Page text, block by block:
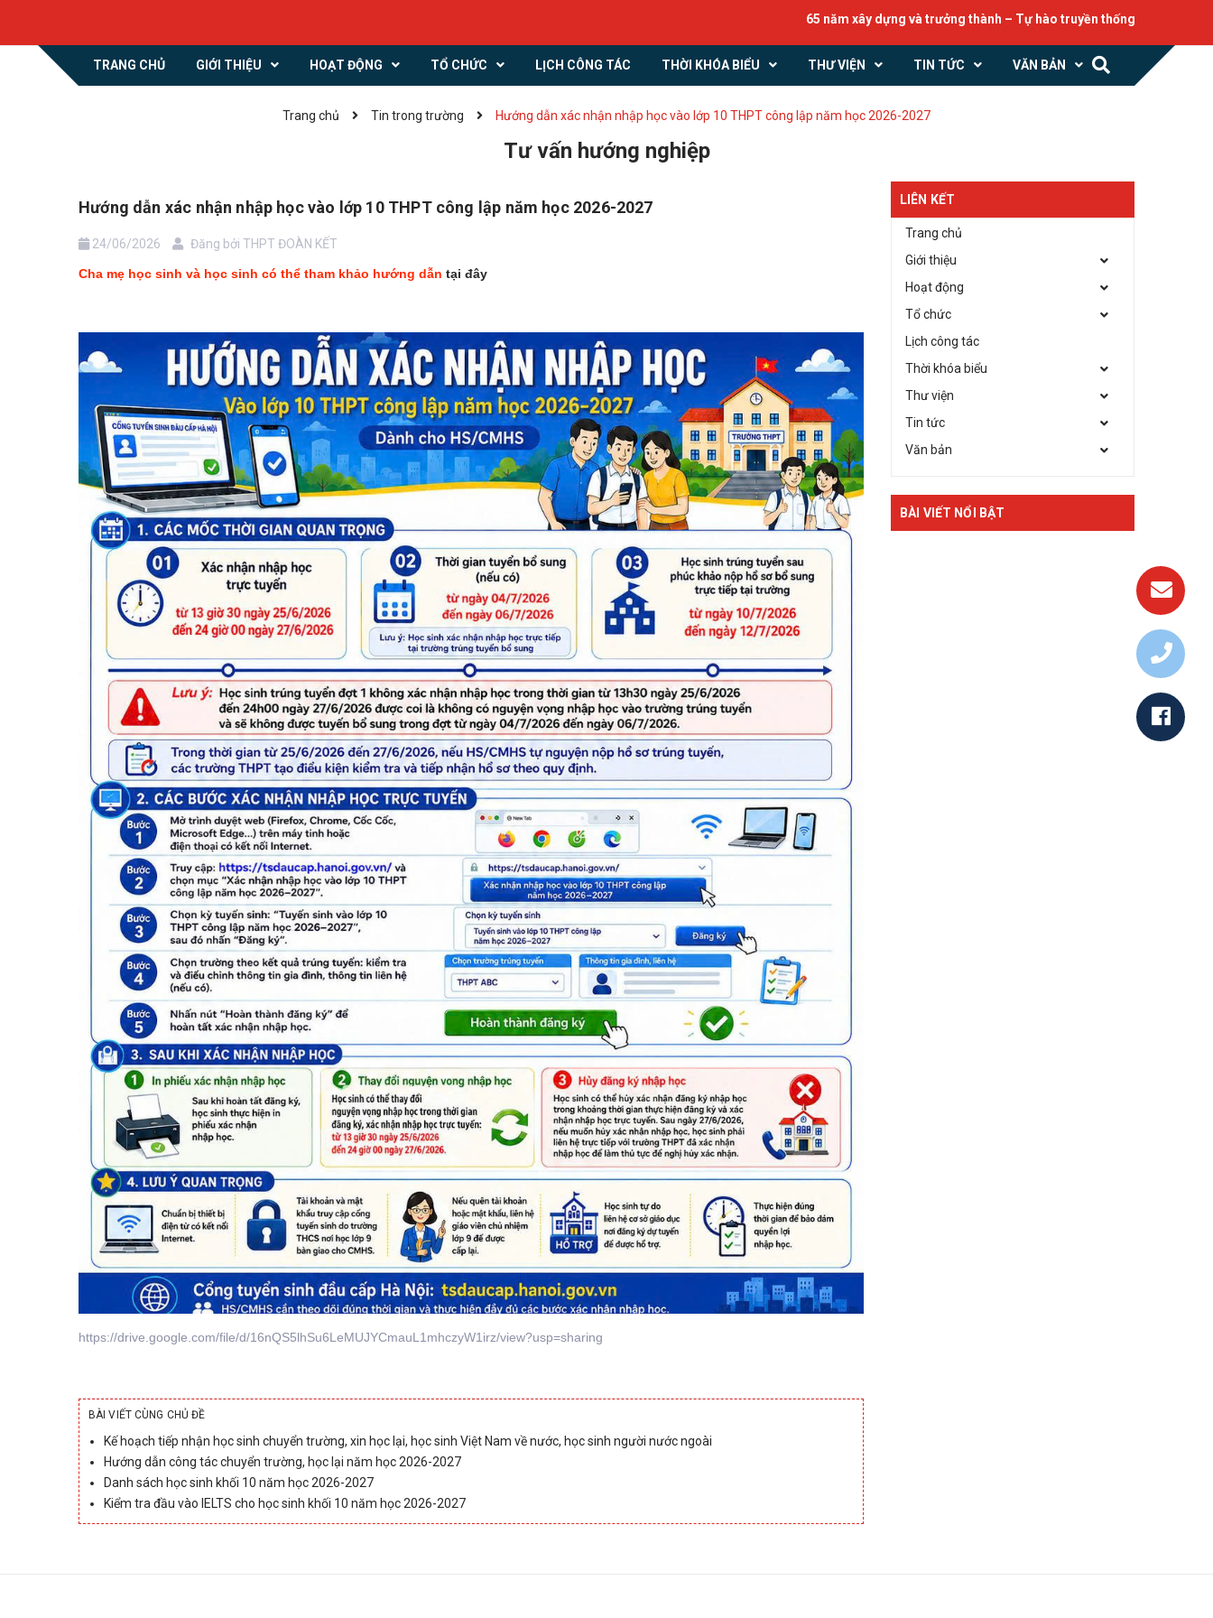
65 năm xây dựng và trưởng thành – Tự hào truyền thống, vững bước tương
TRANG CHỦ GIỚI THIỆU HOẠT ĐỘNG TỔ CHỨC LỊCH CÔNG TÁC THỜI KHÓA BIỂU THƯ VIỆN TIN TỨC VĂN BẢN
Trang chủ Tin trong trường Hướng dẫn xác nhận nhập học vào lớp 10 THPT công lập năm học 2026-2027
Tư vấn hướng nghiệp
Hướng dẫn xác nhận nhập học vào lớp 10 THPT công lập năm học 2026-2027
24/06/2026 Đăng bởi THPT ĐOÀN KẾT
Cha mẹ học sinh và học sinh có thể tham khảo hướng dẫn tại đây
https://drive.google.com/file/d/16nQS5lhSu6LeMUJYCmauL1mhczyW1irz/view?usp=sharing
BÀI VIẾT CÙNG CHỦ ĐỀ
Kế hoạch tiếp nhận học sinh chuyển trường, xin học lại, học sinh Việt Nam về nước, học sinh người nước ngoài
Hướng dẫn công tác chuyển trường, học lại năm học 2026-2027
Danh sách học sinh khối 10 năm học 2026-2027
Kiểm tra đầu vào IELTS cho học sinh khối 10 năm học 2026-2027
LIÊN KẾT
Trang chủ
Giới thiệu
Hoạt động
Tổ chức
Lịch công tác
Thời khóa biểu
Thư viện
Tin tức
Văn bản
BÀI VIẾT NỔI BẬT